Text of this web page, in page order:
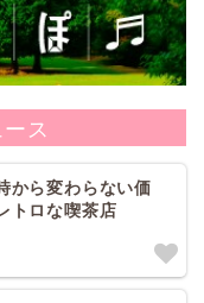
ス
から変わらない価
トロな喫茶店